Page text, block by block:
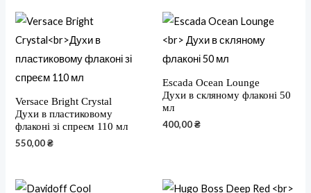
Versace Bright Crystal
Духи в пластиковому
флаконі зі спреєм 110 мл
550,00₴
Escada Ocean Lounge
Духи в скляному флаконі 50
мл
400,00₴